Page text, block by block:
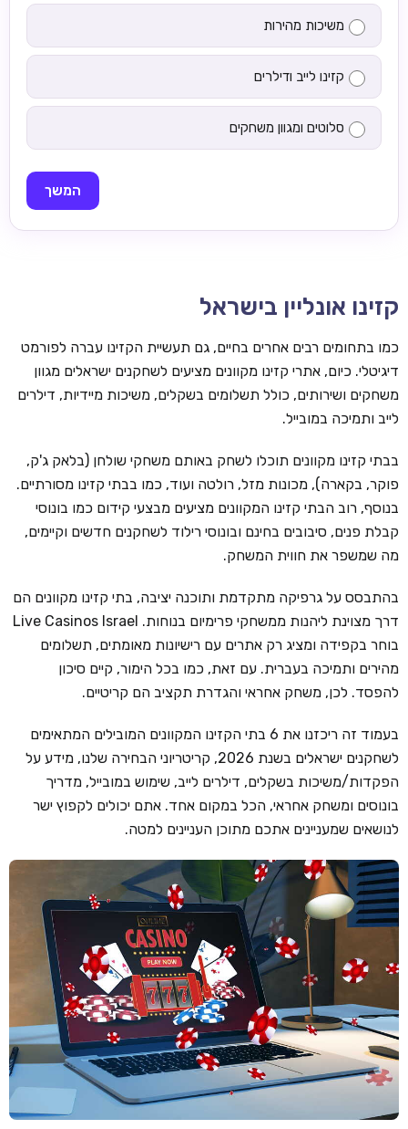
משיכות מהירות
קזינו לייב ודילרים
סלוטים ומגוון משחקים
המשך
קזינו אונליין בישראל
כמו בתחומים רבים אחרים בחיים, גם תעשיית הקזינו עברה לפורמט
דיגיטלי. כיום, אתרי קזינו מקוונים מציעים לשחקנים ישראלים מגוון
משחקים ושירותים, כולל תשלומים בשקלים, משיכות מיידיות, דילרים
לייב ותמיכה במובייל.
בבתי קזינו מקוונים תוכלו לשחק באותם משחקי שולחן (בלאק ג'ק,
פוקר, בקארה), מכונות מזל, רולטה ועוד, כמו בבתי קזינו מסורתיים.
בנוסף, רוב הבתי קזינו המקוונים מציעים מבצעי קידום כמו בונוסי
קבלת פנים, סיבובים בחינם ובונוסי רילוד לשחקנים חדשים וקיימים,
מה שמשפר את חווית המשחק.
בהתבסס על גרפיקה מתקדמת ותוכנה יציבה, בתי קזינו מקוונים הם
דרך מצוינת ליהנות ממשחקי פרימיום בנוחות. Live Casinos Israel
בוחר בקפידה ומציג רק אתרים עם רישיונות מאומתים, תשלומים
מהירים ותמיכה בעברית. עם זאת, כמו בכל הימור, קיים סיכון
להפסד. לכן, משחק אחראי והגדרת תקציב הם קריטיים.
בעמוד זה ריכזנו את 6 בתי הקזינו המקוונים המובילים המתאימים
לשחקנים ישראלים בשנת 2026, קריטריוני הבחירה שלנו, מידע על
הפקדות/משיכות בשקלים, דילרים לייב, שימוש במובייל, מדריך
בונוסים ומשחק אחראי, הכל במקום אחד. אתם יכולים לקפוץ ישר
לנושאים שמעניינים אתכם מתוכן העניינים למטה.